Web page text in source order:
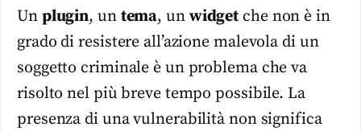
Un plugin, un tema, un widgetche non è in
grado di resistere all’azione malevola di un
soggetto criminale è un problema che va
risolto nel più breve tempo possibile. La
presenza di una vulnerabilità non significa